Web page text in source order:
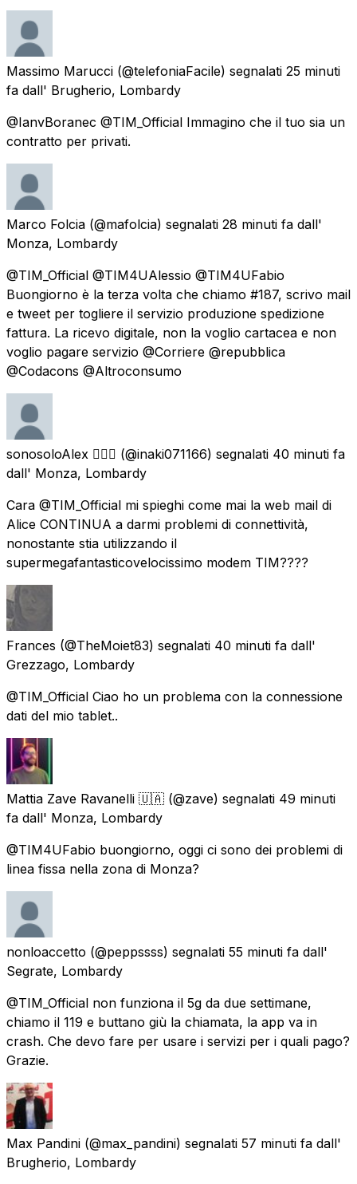
Massimo Marucci (@telefoniaFacile) segnalati 25 minuti
fa dall' Brugherio, Lombardy
@IanvBoranec @TIM_Official Immagino che il tuo sia un
contratto per privati.
Marco Folcia (@mafolcia) segnalati 28 minuti fa dall'
Monza, Lombardy
@TIM_Official @TIM4UAlessio @TIM4UFabio
Buongiorno è la terza volta che chiamo #187, scrivo mail
e tweet per togliere il servizio produzione spedizione
fattura. La ricevo digitale, non la voglio cartacea e non
voglio pagare servizio @Corriere @repubblica
@Codacons @Altroconsumo
sonosoloAlex 🏳️‍🌈🕉️ (@inaki071166) segnalati 40 minuti fa
dall' Monza, Lombardy
Cara @TIM_Official mi spieghi come mai la web mail di
Alice CONTINUA a darmi problemi di connettività,
nonostante stia utilizzando il
supermegafantasticovelocissimo modem TIM????
Frances (@TheMoiet83) segnalati 40 minuti fa dall'
Grezzago, Lombardy
@TIM_Official Ciao ho un problema con la connessione
dati del mio tablet..
Mattia Zave Ravanelli 🇺🇦 (@zave) segnalati 49 minuti
fa dall' Monza, Lombardy
@TIM4UFabio buongiorno, oggi ci sono dei problemi di
linea fissa nella zona di Monza?
nonloaccetto (@peppssss) segnalati 55 minuti fa dall'
Segrate, Lombardy
@TIM_Official non funziona il 5g da due settimane,
chiamo il 119 e buttano giù la chiamata, la app va in
crash. Che devo fare per usare i servizi per i quali pago?
Grazie.
Max Pandini (@max_pandini) segnalati 57 minuti fa dall'
Brugherio, Lombardy